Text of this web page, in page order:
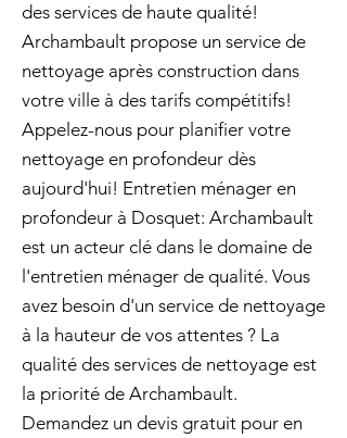
des services de haute qualité!
Archambault propose un service de
nettoyage après construction dans
votre ville à des tarifs compétitifs!
Appelez-nous pour planifier votre
nettoyage en profondeur dès
aujourd'hui! Entretien ménager en
profondeur à Dosquet: Archambault
est un acteur clé dans le domaine de
l'entretien ménager de qualité. Vous
avez besoin d'un service de nettoyage
à la hauteur de vos attentes ? La
qualité des services de nettoyage est
la priorité de Archambault.
Demandez un devis gratuit pour en